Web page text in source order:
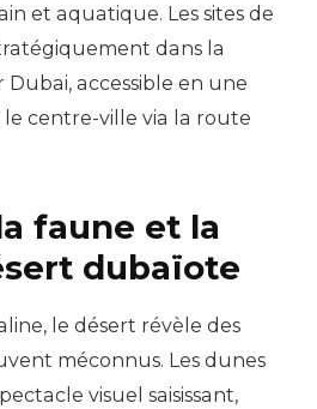
et aquatique. Les sites de
dans la
Dubai, accessible en une
centre-ville via la route
faune et la
dubaïote
le désert révèle des
méconnus. Les dunes
visuel saisissant,